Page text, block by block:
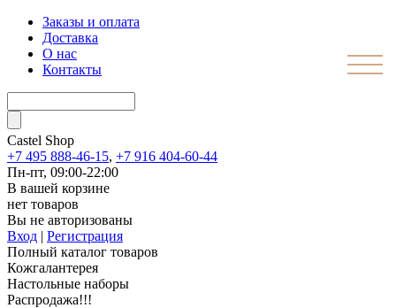
Заказы и оплата
Доставка
О нас
Контакты
Castel Shop
+7 495 888-46-15, +7 916 404-60-44
Пн-пт, 09:00-22:00
В вашей корзине
нет товаров
Вы не авторизованы
Вход | Регистрация
Полный каталог товаров
Кожгалантерея
Настольные наборы
Распродажа!!!